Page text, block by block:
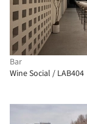
Bar
Wine Social / LAB404